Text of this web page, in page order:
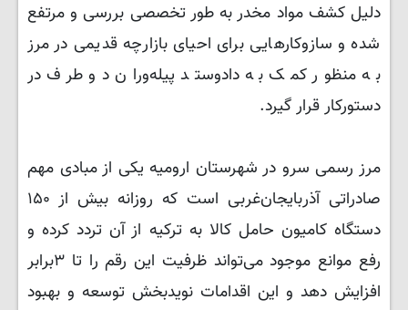
دلیل کشف مواد مخدر به طور تخصصی بررسی و مرتفع
شده و سازوکارهایی برای احیای بازارچه قدیمی در مرز
به منظور کمک به دادوستد پیله‌وران دو طرف در
دستورکار قرار گیرد.
مرز رسمی سرو در شهرستان ارومیه یکی از مبادی مهم
صادراتی آذربایجان‌غربی است که روزانه بیش از ۱۵۰
دستگاه کامیون حامل کالا به ترکیه از آن تردد کرده و
رفع موانع موجود می‌تواند ظرفیت این رقم را تا ٣برابر
افزایش دهد و این اقدامات نویدبخش توسعه و بهبود